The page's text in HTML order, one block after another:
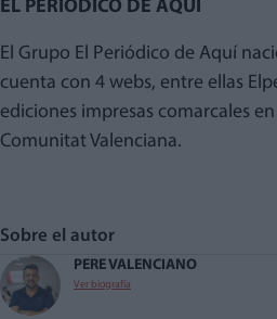
EL PERIÓDICO DE AQUÍ
El Grupo El Periódico de Aquí
cuenta con 4 webs, entre ellas
ediciones impresas comarcales
Comunitat Valenciana.
Sobre el autor
PERE VALENCIANO
Ver biografía